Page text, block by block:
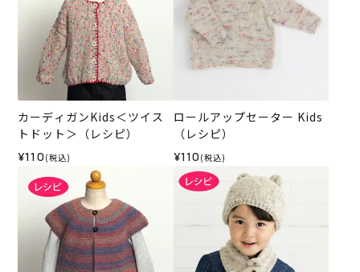
カーディガンKids＜ツイス
トドット＞（レシピ）
¥110 (税込)
ロールアップセーター Kids
（レシピ）
¥110 (税込)